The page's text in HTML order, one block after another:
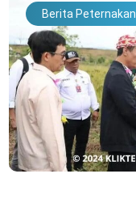
Berita Peternakan